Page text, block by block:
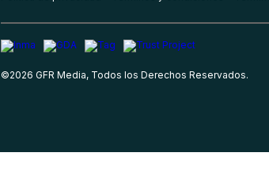
©2026 GFR Media, Todos los Derechos Reservados.